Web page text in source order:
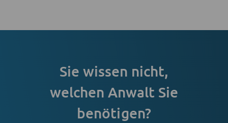
Sie wissen nicht,
welchen Anwalt Sie
benötigen?